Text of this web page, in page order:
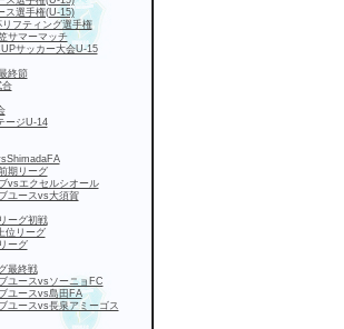
ス選手権(U-15)
フティング選手権
サマーマッチ
サッカー大会U-15
終節
合
ージU-14
期リーグ
vsエクセルシオール
ユースvs大須賀
ーグ初戦
位リーグ
ーグ
最終戦
ユースvsソーニョFC
ユースvs島田FA
ユースvs長泉アミーゴス